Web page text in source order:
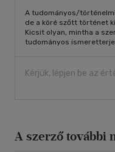
A tudományos/
de a köré szőtt történet
Kicsit olyan, mintha a
tudományos
Kérjük, lépjen be az
A szerző további